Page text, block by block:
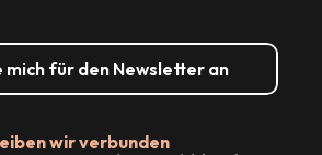
mich für den Newsletter an
wir verbunden